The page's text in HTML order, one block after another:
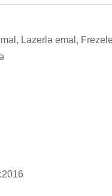
Lazerlə emal,